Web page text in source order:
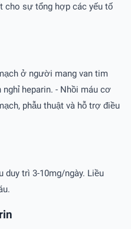
cho sự tổng hợp các yếu tố
ở người mang van tim
heparin. - Nhồi máu cơ
phẫu thuật và hỗ trợ điều
duy trì 3-10mg/ngày. Liều